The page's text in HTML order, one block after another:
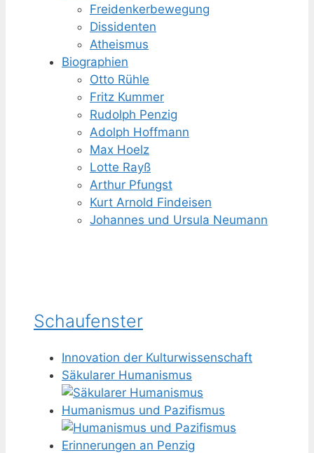
Freidenker­bewegung
Dissidenten
Atheismus
Biographien
Otto Rühle
Fritz Kummer
Rudolph Penzig
Adolph Hoffmann
Max Hoelz
Lotte Rayß
Arthur Pfungst
Kurt Arnold Findeisen
Johannes und Ursula Neumann
Schaufenster
Innovation der Kulturwissenschaft
Säkularer Humanismus
Humanismus und Pazifismus
Erinnerungen an Penzig